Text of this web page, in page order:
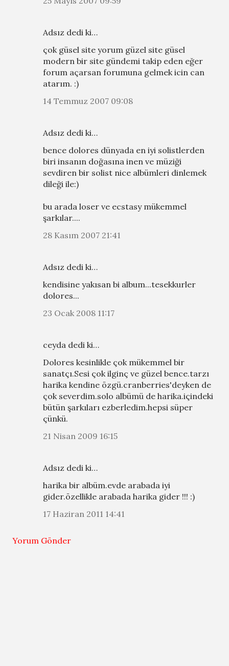
Adsız dedi ki…
çok güsel site yorum güzel site güsel
modern bir site gündemi takip eden eğer
forum açarsan forumuna gelmek icin can
atarım. :)
14 Temmuz 2007 09:08
Adsız dedi ki…
bence dolores dünyada en iyi solistlerden
biri insanın doğasına inen ve müziği
sevdiren bir solist nice albümleri dinlemek
dileği ile:)
bu arada loser ve ecstasy mükemmel
şarkılar....
28 Kasım 2007 21:41
Adsız dedi ki…
kendisine yakısan bi album...tesekkurler
dolores...
23 Ocak 2008 11:17
ceyda dedi ki…
Dolores kesinlikle çok mükemmel bir
sanatçı.Sesi çok ilginç ve güzel bence.tarzı
harika kendine özgü.cranberries'deyken de
çok severdim.solo albümü de harika.içindeki
bütün şarkıları ezberledim.hepsi süper
çünkü.
21 Nisan 2009 16:15
Adsız dedi ki…
harika bir albüm.evde arabada iyi
gider.özellikle arabada harika gider !!! :)
17 Haziran 2011 14:41
Yorum Gönder